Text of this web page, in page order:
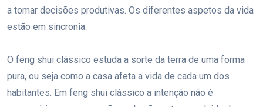
a tomar decisões produtivas. Os diferentes aspetos da vida
estão em sincronia.
O feng shui clássico estuda a sorte da terra de uma forma
pura, ou seja como a casa afeta a vida de cada um dos
habitantes. Em feng shui clássico a intenção não é